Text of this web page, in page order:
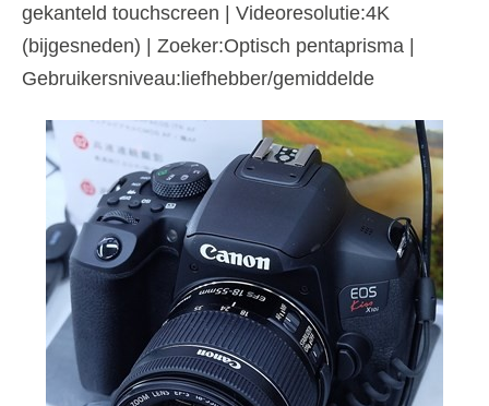
gekanteld touchscreen | Videoresolutie:4K
(bijgesneden) | Zoeker:Optisch pentaprisma |
Gebruikersniveau:liefhebber/gemiddelde